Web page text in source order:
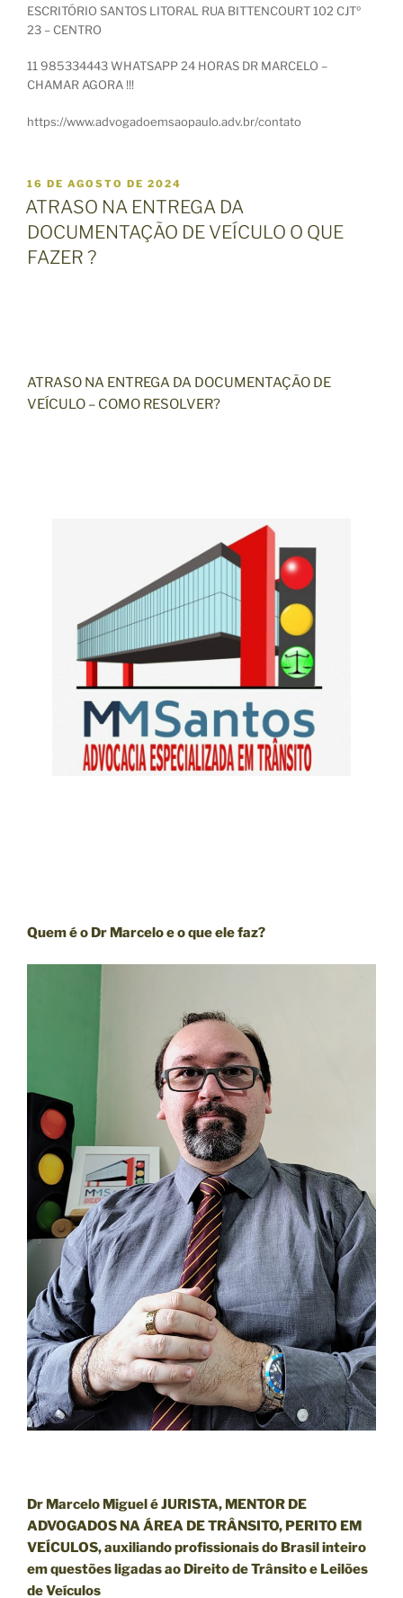
ESCRITÓRIO SANTOS LITORAL RUA BITTENCOURT 102 CJTº
23 – CENTRO
11 985334443 WHATSAPP 24 HORAS DR MARCELO –
CHAMAR AGORA !!!
https://www.advogadoemsaopaulo.adv.br/contato
P
U
B
I
C
16 DE AGOSTO DE 2024
ATRASO NA ENTREGA DA
DOCUMENTAÇÃO DE VEÍCULO O QUE
FAZER ?
ATRASO NA ENTREGA DA DOCUMENTAÇÃO DE
VEÍCULO – COMO RESOLVER?
Quem é o Dr Marcelo e o que ele faz?
Dr Marcelo Miguel é JURISTA, MENTOR DE
ADVOGADOS NA ÁREA DE TRÂNSITO, PERITO EM
VEÍCULOS, auxiliando profissionais do Brasil inteiro
em questões ligadas ao Direito de Trânsito e Leilões
de Veículos